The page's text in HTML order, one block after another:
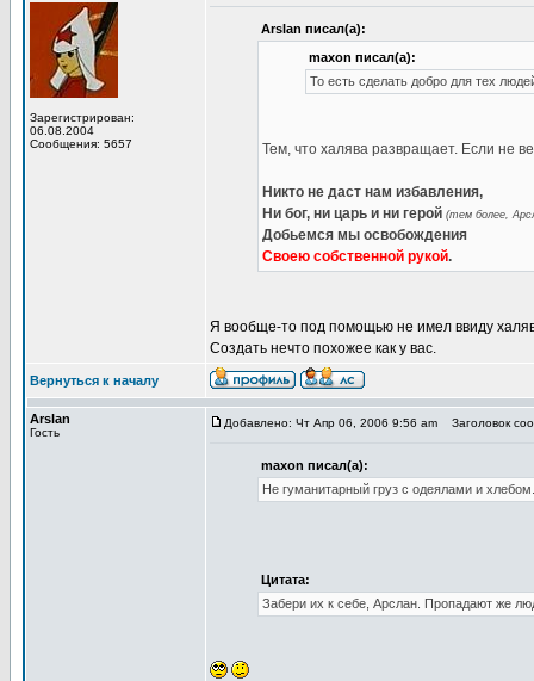
Зарегистрирован:
06.08.2004
Сообщения: 5657
Arslan писал(а):
maxon писал(а):
То есть сделать добро для тех
Тем, что халява развращает. Если не
Никто не даст нам избавления,
Ни бог, ни царь и ни герой (тем более,
Добьемся мы освобождения
Своею собственной рукой.
Я вообще-то под помощью не имел ввиду
Создать нечто похожее как у вас.
Вернуться к началу
Arslan
Гость
Добавлено: Чт Апр 06, 2006 9:56 am Заголовок
maxon писал(а):
Не гуманитарный груз с одеялами и
Цитата:
Забери их к себе, Арслан. Пропадают же